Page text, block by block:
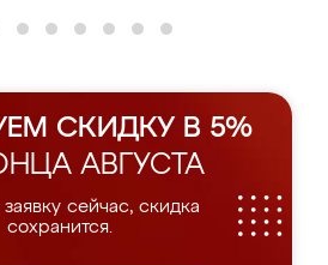
СКИДКУ В 5%
АВГУСТА
заявку сейчас, скидка
сохранится.